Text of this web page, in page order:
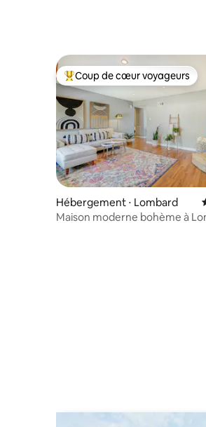
Coups de cœur voyageurs les
Coup de cœur voyageurs
Hébergement ⋅ Lombard
Maison moderne bohème à